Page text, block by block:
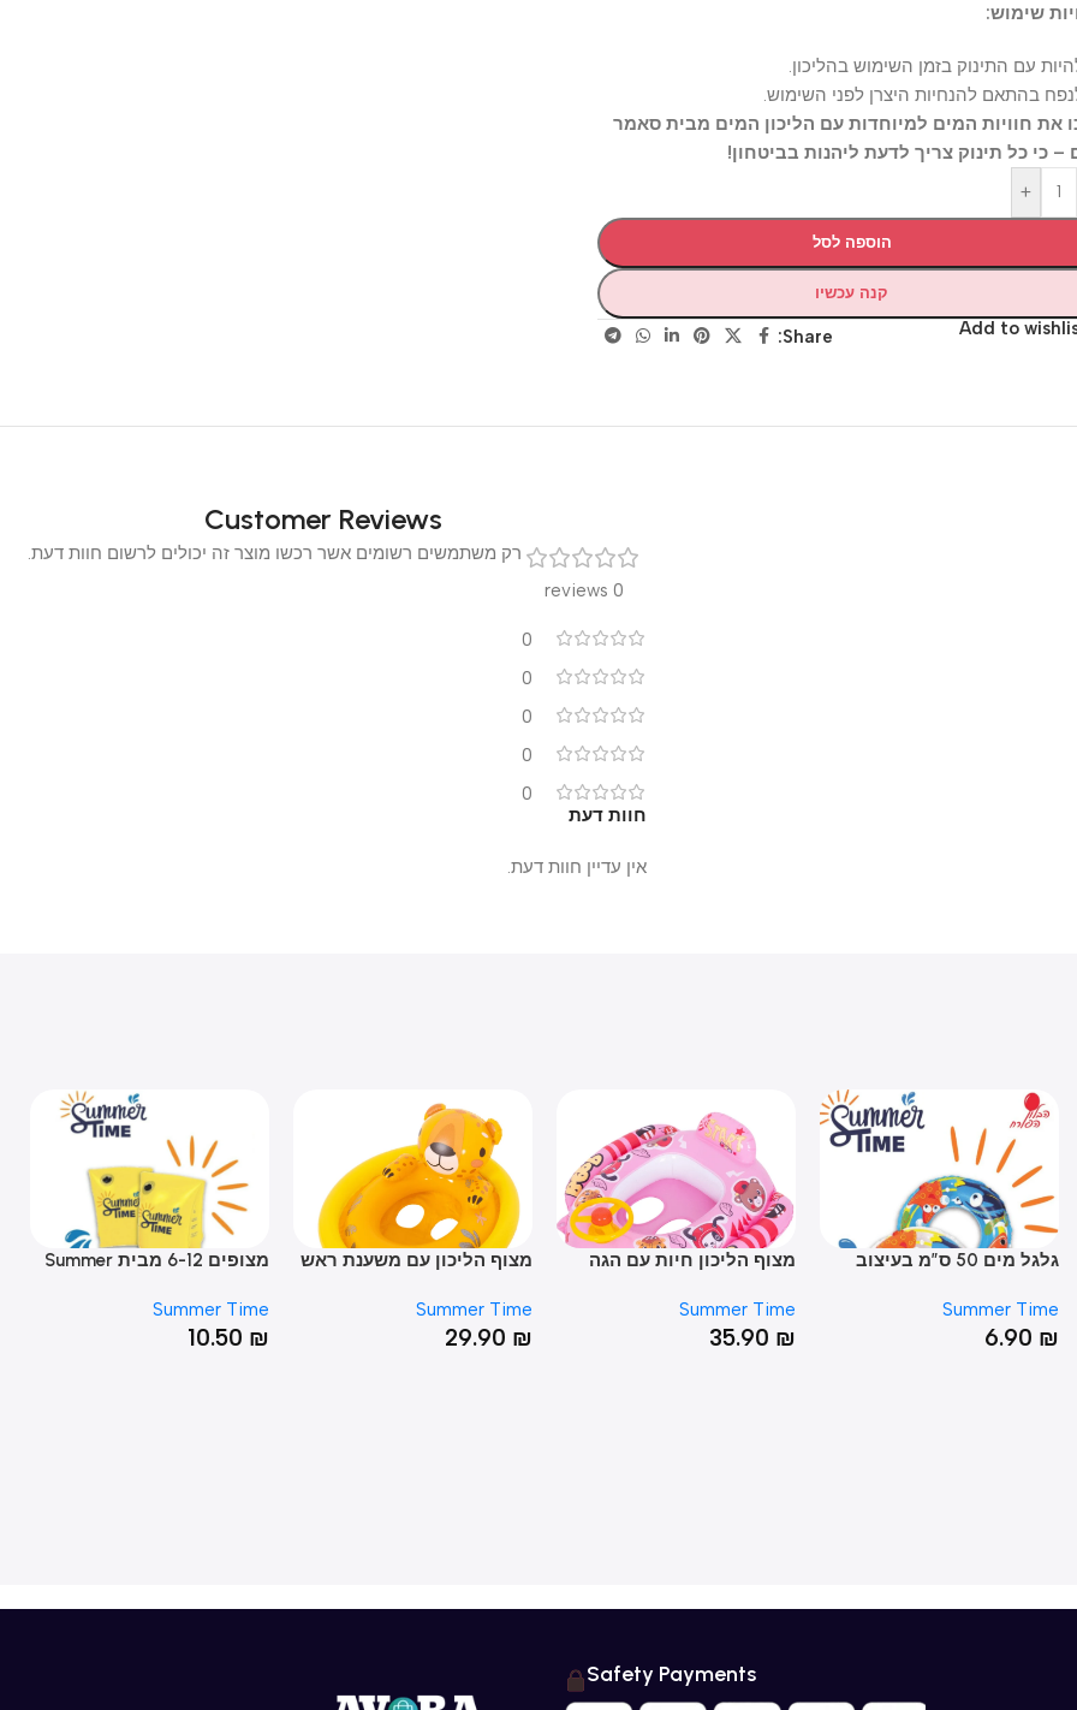
שימוש:
עם התינוק בזמן השימוש בהליכון.
בהתאם להנחיות היצרן לפני השימוש.
חוויות המים למיוחדות עם הליכון המים מבית סאמר
כי כל תינוק צריך לדעת ליהנות בביטחון!
+
הוספה לסל
קנה עכשיו
Add to
Share:
Customer Reviews
0
0
0
0
0
חוות דעת
אין עדיין חוות דעת.
רק משתמשים רשומים אשר רכשו מוצר זה יכולים לרשום חוות דעת.
גלגל מים 50 ס”מ בעיצוב
Summer
6.90
מצוף הליכון חיות עם הגה
Summer Time
35.90
מצוף הליכון עם משענת ראש
Summer Time
29.90
מצופים 6-12 מבית Summer
Summer Time
10.50
Safety Payments